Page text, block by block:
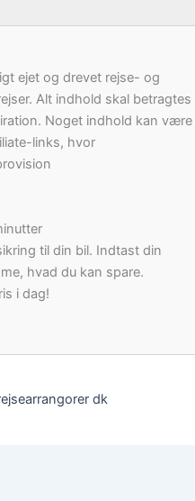
ejet og drevet rejse- og
Alt indhold skal betragtes
Noget indhold kan være
links, hvor
til din bil. Indtast din
hvad du kan spare.
i dag!
dk